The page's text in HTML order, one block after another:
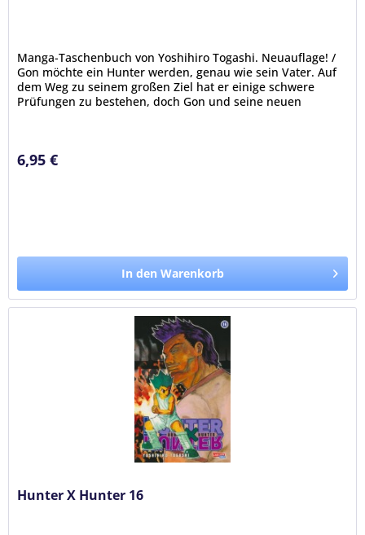
Manga-Taschenbuch von Yoshihiro Togashi. Neuauflage! /
Gon möchte ein Hunter werden, genau wie sein Vater. Auf
dem Weg zu seinem großen Ziel hat er einige schwere
Prüfungen zu bestehen, doch Gon und seine neuen
6,95 €
In den Warenkorb
Hunter X Hunter 16